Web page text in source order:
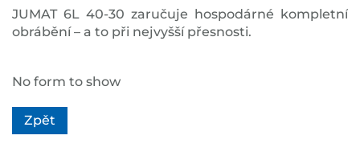
JUMAT 6L 40-30 zaručuje hospodárné kompletní
obrábění – a to při nejvyšší přesnosti.
No form to show
Zpět